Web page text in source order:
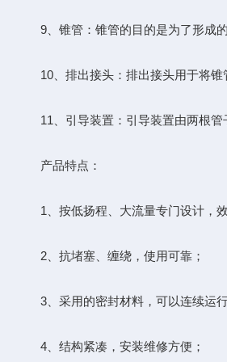
9、锥管：锥管的目的是为了形成的
10、排出接头：排出接头用于将锥
11、引导装置：引导装置由两根管
产品特点：
1、按低扬程、大流量专门设计，效
2、抗堵塞、缠绕，使用可靠；
3、采用的密封材料，可以连续运行
4、结构紧凑，安装维修方便；